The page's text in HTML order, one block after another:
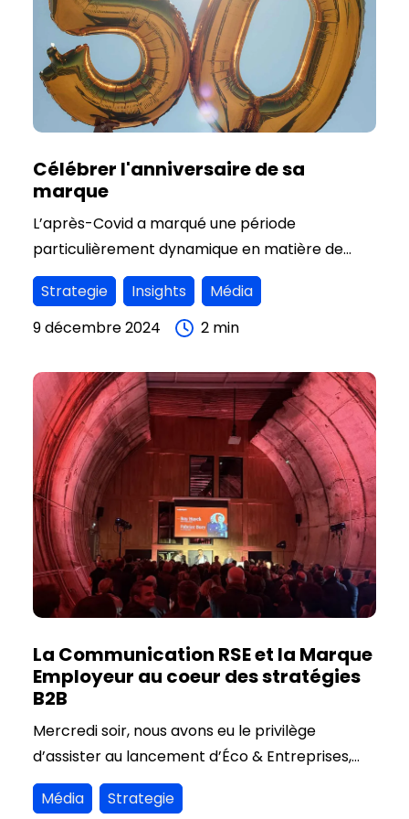
choisissent l'opportunisme par le biais de
l'ambush marketing.
Célébrer l'anniversaire de sa
marque
L’après-Covid a marqué une période
particulièrement dynamique en matière de
dépôts de marques, suivie d’un retour à la
normale depuis 2022, selon l’INPI. La force d’une
marque peut se mesurer de multiples façons,
Strategie Insights
Média
9 décembre 2024
2 min
La Communication RSE et la Marque
Employeur au coeur des stratégies
B2B
Mercredi soir, nous avons eu le privilège
d’assister au lancement d’Éco & Entreprises,
une initiative de Sud Ouest et Placéco, dédiée à
la valorisation des dynamiques économiques
Média
Strategie